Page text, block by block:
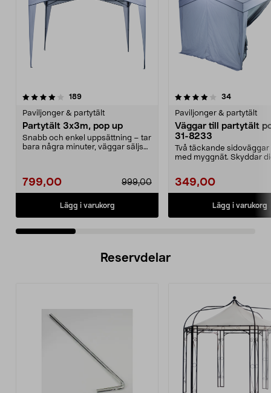
189recensioner
Paviljonger & partytält
Partytält 3x3m, pop up
Snabb och enkel uppsättning – tar
bara några minuter, väggar säljs
799,00 999,00
Lägg i varukorg
4.0 av 5 stjärnor 34recensioner
Paviljonger & partytält
Väggar till partytält
31-8233
Två täckande sidoväggar
med myggnät. Skyddar
349,00
Lägg i varukorg
4.0 av 5 stjärnor
Reservdelar